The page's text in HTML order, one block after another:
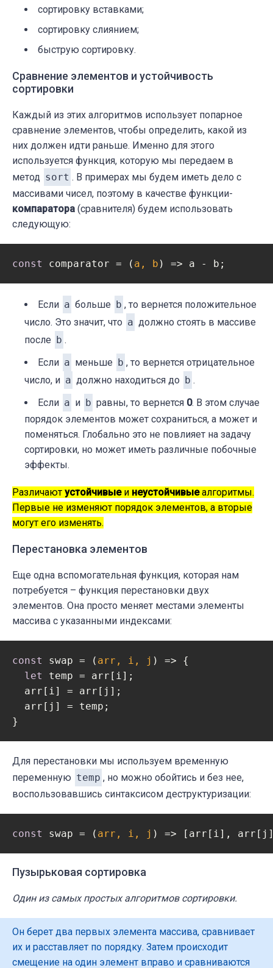
сортировку вставками;
сортировку слиянием;
быструю сортировку.
Сравнение элементов и устойчивость
сортировки
Каждый из этих алгоритмов использует попарное
сравнение элементов, чтобы определить, какой из
них должен идти раньше. Именно для этого
используется функция, которую мы передаем в
метод sort . В примерах мы будем иметь дело с
массивами чисел, поэтому в качестве функции-
компаратора (сравнителя) будем использовать
следующую:
const comparator = ( a, b ) => a - b;
Если a больше b , то вернется положительное
число. Это значит, что a должно стоять в массиве
после b .
Если a меньше b , то вернется отрицательное
число, и a должно находиться до b .
Если a и b равны, то вернется 0. В этом случае
порядок элементов может сохраниться, а может и
поменяться. Глобально это не повлияет на задачу
сортировки, но может иметь различные побочные
эффекты.
Различают устойчивыеи неустойчивыеалгоритмы.
Первые не изменяют порядок элементов, а вторые
могут его изменять.
Перестановка элементов
Еще одна вспомогательная функция, которая нам
потребуется – функция перестановки двух
элементов. Она просто меняет местами элементы
массива с указанными индексами:
const swap = ( arr, i, j ) => {
let
temp = arr[i];
  arr[i] = arr[j];
  arr[j] = temp;
Для перестановки мы используем временную
переменную temp , но можно обойтись и без нее,
воспользовавшись синтаксисом деструктуризации:
const swap = ( arr, i, j ) => [arr[i],
Пузырьковая сортировка
Один из самых простых алгоритмов сортировки.
Он берет два первых элемента массива, сравнивает
их и расставляет по порядку. Затем происходит
смещение на один элемент вправо и сравниваются